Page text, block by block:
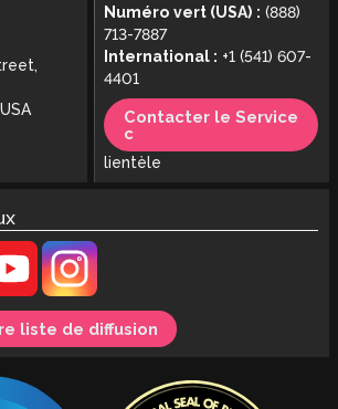
Numéro vert (USA) : (888)
713-7887
International : +1 (541) 607-
4401
Contacter le Service
c
lientèle
liste de diffusion